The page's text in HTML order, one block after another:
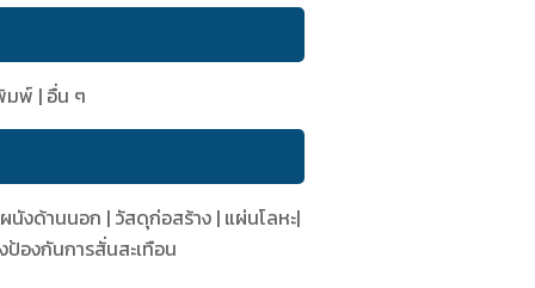
มพ์ | อื่น ๆ
นังด้านนอก | วัสดุก่อสร้าง | แผ่นโลหะ|
องกันการสั่นสะเทือน